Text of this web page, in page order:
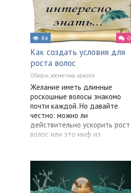
84 0
Как создать условия для
роста волос
Обзоры, косметика, красота
Желание иметь длинные
роскошные волосы знакомо
почти каждой. Но давайте
честно: можно ли
действительно ускорить рост
волос или это миф из